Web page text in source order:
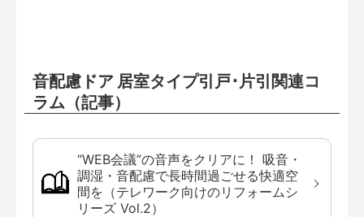
音配慮ドア 居室タイプ引戸･片引関連コ
ラム（記事）
“WEB会議”の音声をクリアに！ 吸音・
調湿・音配慮で長時間過ごせる快適空
間を（テレワーク向けのリフォームシ
リーズ Vol.2）